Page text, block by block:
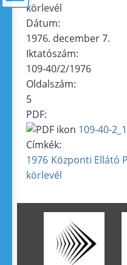
körlevél
Dátum:
1976. december 7.
Iktatószám:
109-40/2/1976
Oldalszám:
5
PDF:
109-40-
Címkék:
1976 Központi Ellátó
körlevél